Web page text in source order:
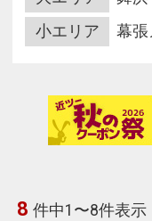
小エリア
幕張
8 件中1〜8件表示